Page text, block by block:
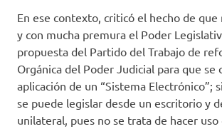
En ese contexto, criticó el hecho de
y con mucha premura el Poder
propuesta del Partido del Trabajo de
Orgánica del Poder Judicial para que se
aplicación de un “Sistema Electrónico”;
se puede legislar desde un escritorio y
unilateral, pues no se trata de hacer